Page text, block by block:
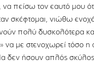
πείσω τον εαυτό μου
σκέφτομαι, νιώθω
πολύ δυσκολότερα
να με στενοχωρεί τόσο
δεν ήσουν απλός